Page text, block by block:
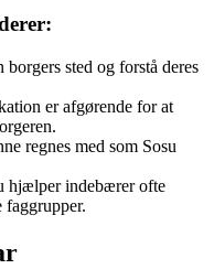
sted og forstå deres
er afgørende for at
regnes med som Sosu
hjælper indebærer ofte
faggrupper.